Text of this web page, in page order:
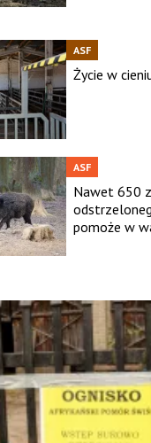
ASF
Życie w
ASF
Nawet 650
pomoże w